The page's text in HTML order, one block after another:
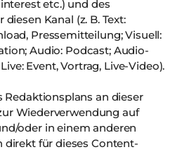
etc.) und des
diesen Kanal (z. B. Text:
Pressemitteilung; Visuell:
Audio: Podcast; Audio-
Event, Vortrag, Live-Video).
Redaktionsplans an dieser
Wiederverwendung auf
oder in einem anderen
direkt für dieses Content-